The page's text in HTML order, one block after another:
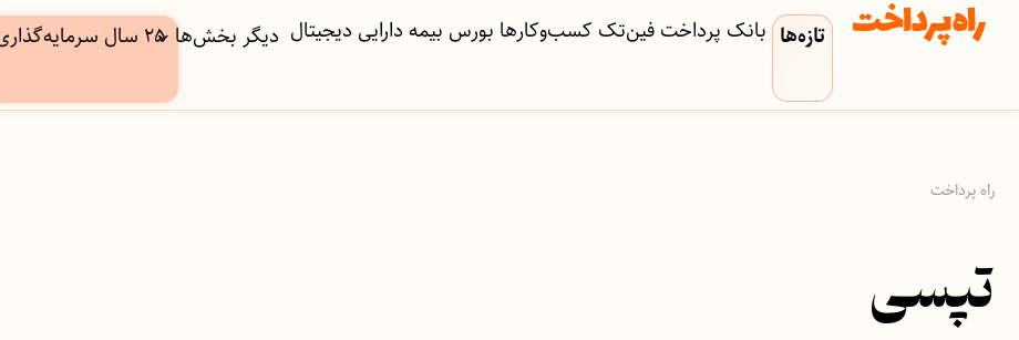
تازه‌ها بانک پرداختفین‌تک کسب‌وکار‌ها بورس بیمهدارایی دیجیتال دیگر بخش‌ها ۲۵ سال سرمایه‌گذاری
راه پرداخت
تپسی